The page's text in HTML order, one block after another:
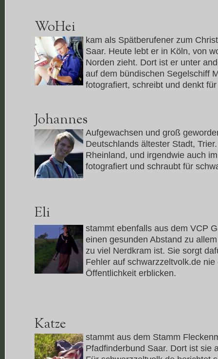
WoHei
kam als Spätberufener zum
Saar. Heute lebt er in Köln, von
Norden zieht. Dort ist er unter
auf dem bündischen Segelschiff
fotografiert, schreibt und denkt
Johannes
Aufgewachsen und groß
Deutschlands ältester Stadt,
Rheinland, und irgendwie auch
fotografiert und schraubt für
Eli
stammt ebenfalls aus dem VCP
einen gesunden Abstand zu
zu viel Nerdkram ist. Sie sorgt
Fehler auf schwarzzeltvolk.de
Öffentlichkeit erblicken.
Katze
stammt aus dem Stamm
Pfadfinderbund Saar. Dort ist sie